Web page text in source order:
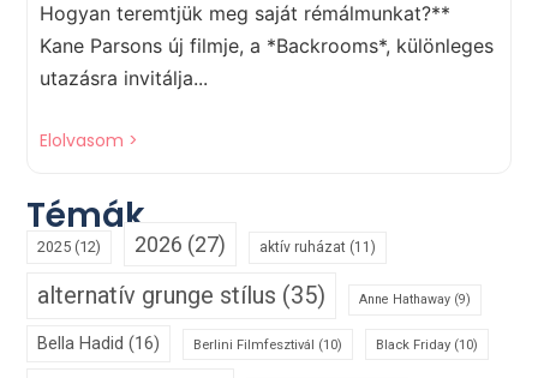
Hogyan teremtjük meg saját rémálmunkat?**
Kane Parsons új filmje, a *Backrooms*, különleges
utazásra invitálja...
Elolvasom >
Témák
2025 (12) 2026 (27) aktív ruházat (11)
alternatív grunge stílus (35) Anne Hathaway (9)
Bella Hadid (16) Berlini Filmfesztivál (10) Black Friday (10)